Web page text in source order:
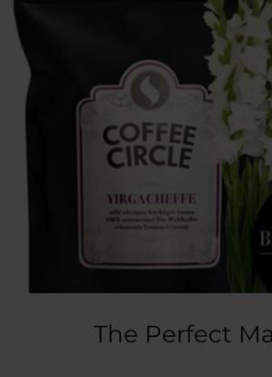
The Perfect